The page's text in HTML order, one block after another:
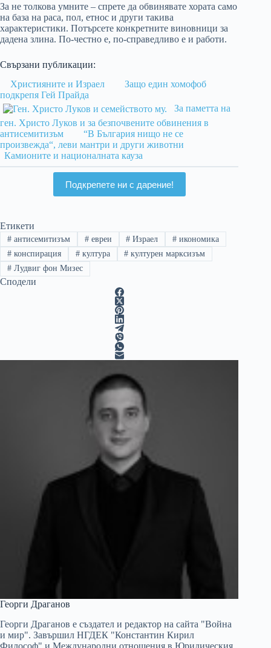
За не толкова умните – спрете да обвинявате хората само
на база на раса, пол, етнос и други такива
характеристики. Потърсете конкретните виновници за
дадена злина. По-честно е, по-справедливо е и работи.
Свързани публикации:
Християните и Израел
Защо един хомофоб
подкрепя Гей Прайда
За паметта на
ген. Христо Луков и за безпочвените обвинения в
антисемитизъм
“В България нищо не се
произвежда“, леви мантри и други животни
Камионите и националната кауза
Подкрепете ни с дарение!
Етикети
#антисемитизъм #евреи # Израел # икономика
#конспирация #култура # културен марксизъм
#Лудвиг фон Мизес
Сподели
Георги Драганов
Георги Драганов е създател и редактор на сайта "Война
и мир". Завършил НГДЕК "Константин Кирил
Философ" и Международни отношения в Юридическия